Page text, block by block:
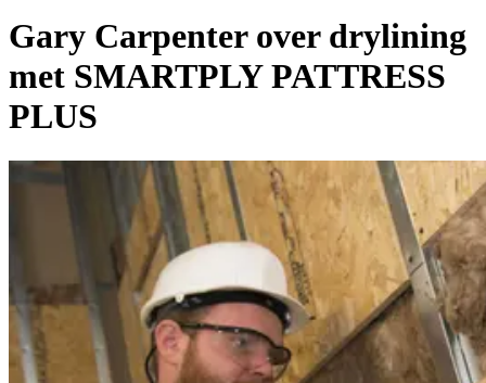
Gary Carpenter over drylining
met SMARTPLY PATTRESS
PLUS